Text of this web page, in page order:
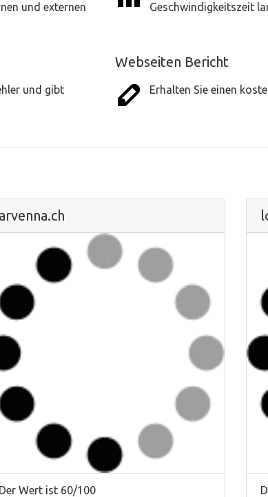
und externen
Geschwindigkeitszeit
und gibt
Webseiten Bericht
Erhalten Sie einen
arvenna.ch
Der Wert ist 60/100